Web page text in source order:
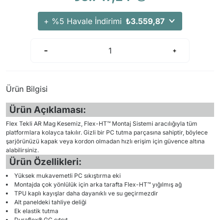
+ %5 Havale İndirimi ₺3.559,87
Ürün Bilgisi
Ürün Açıklaması:
Flex Tekli AR Mag Kesemiz, Flex-HT™ Montaj Sistemi aracılığıyla tüm
platformlara kolayca takılır. Gizli bir PC tutma parçasına sahiptir, böylece
şarjörünüzü kapak veya kordon olmadan hızlı erişim için güvence altına
alabilirsiniz.
Ürün Özellikleri:
Yüksek mukavemetli PC sıkıştırma eki
Montajda çok yönlülük için arka tarafta Flex-HT™ yığılmış ağ
TPU kaplı kayışlar daha dayanıklı ve su geçirmezdir
Alt paneldeki tahliye deliği
Ek elastik tutma